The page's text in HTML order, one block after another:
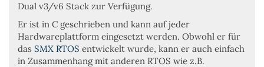
Dual v3/v6 Stack zur Verfügung.
Er ist in C geschrieben und kann auf jeder
Hardwareplattform eingesetzt werden. Obwohl er für
das SMX RTOS entwickelt wurde, kann er auch einfach
in Zusammenhang mit anderen RTOS wie z.B.